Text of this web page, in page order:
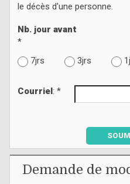
le décès d'une personne.
Nb. jour avant
*
7jrs
3jrs
Courriel : *
Demande de